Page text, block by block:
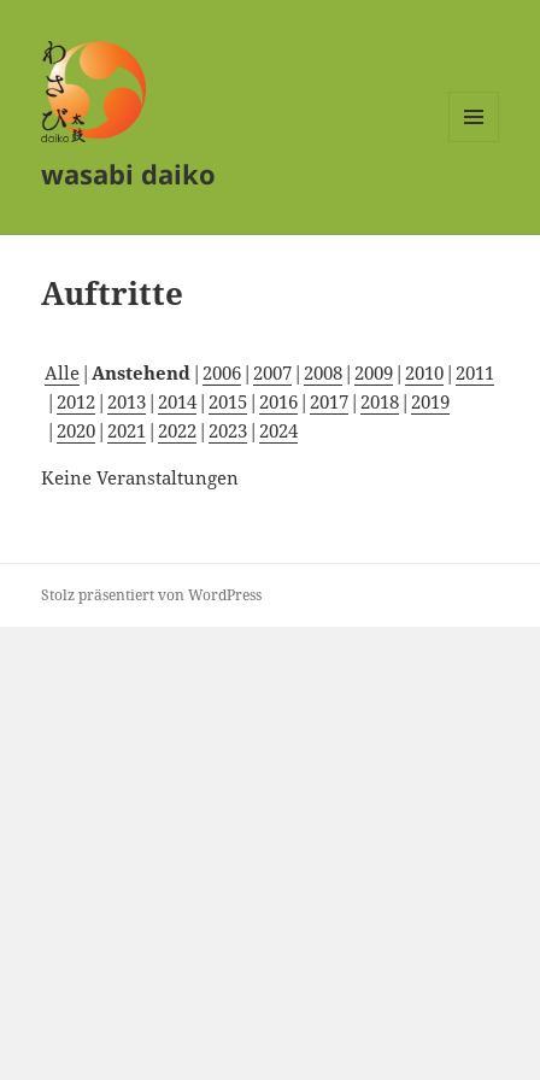
wasabi daiko
Auftritte
Alle Anstehend 2006 2007 2008 2009 2010 2011
2012 2013 2014 2015 2016 2017 2018 2019
2020 2021 2022 2023 2024
Keine Veranstaltungen
Stolz präsentiert von WordPress